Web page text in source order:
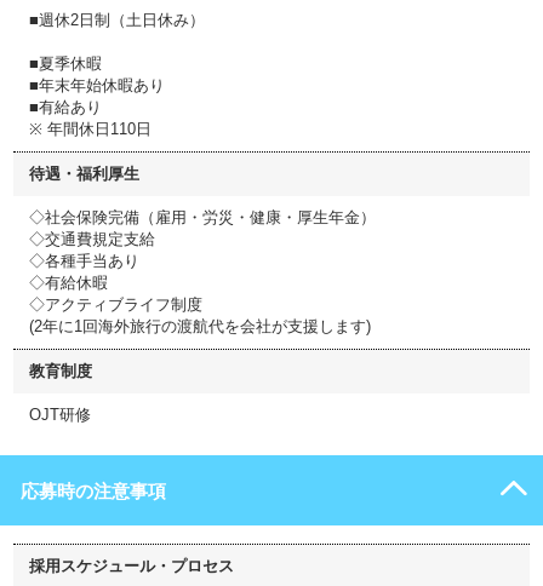
■週休2日制（土日休み）
■夏季休暇
■年末年始休暇あり
■有給あり
※ 年間休日110日
待遇・福利厚生
◇社会保険完備（雇用・労災・健康・厚生年金）
◇交通費規定支給
◇各種手当あり
◇有給休暇
◇アクティブライフ制度
(2年に1回海外旅行の渡航代を会社が支援します)
教育制度
OJT研修
応募時の注意事項
採用スケジュール・プロセス